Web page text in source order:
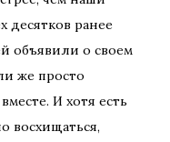
десятков ранее
объявили о своем
же просто
И хотя есть
восхищаться,